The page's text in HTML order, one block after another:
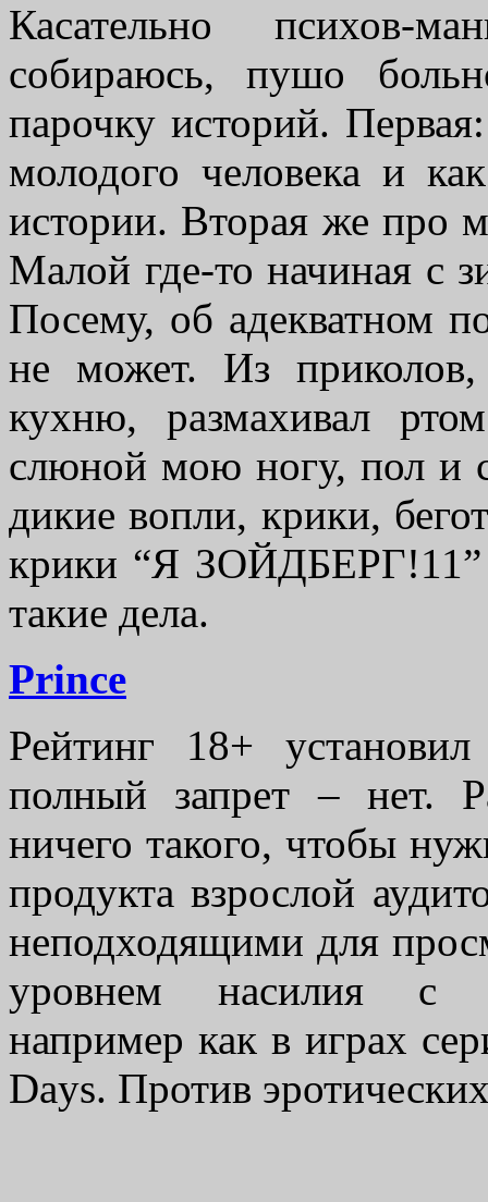
Касательно психов-
собираюсь, пушо
парочку историй.
молодого человека и
истории. Вторая же про
Малой где-то начиная с
Посему, об адекватном
не может. Из приколов,
кухню, размахивал
слюной мою ногу, пол и
дикие вопли, крики,
крики “Я ЗОЙДБЕРГ!11”
такие дела.
Prince
Рейтинг 18+
полный запрет – нет.
ничего такого, чтобы
продукта взрослой
неподходящими для
уровнем насилия с
например как в играх
Days. Против